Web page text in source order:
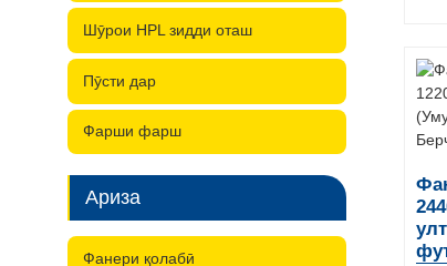
Шӯрои HPL зидди оташ
Пӯсти дар
Фарши фарш
Ариза
Фанери қолабӣ